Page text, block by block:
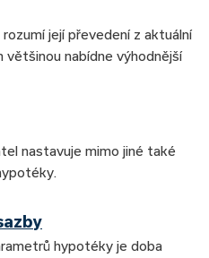
její převedení z aktuální
většinou nabídne výhodnější
nastavuje mimo jiné také
hypotéky je doba